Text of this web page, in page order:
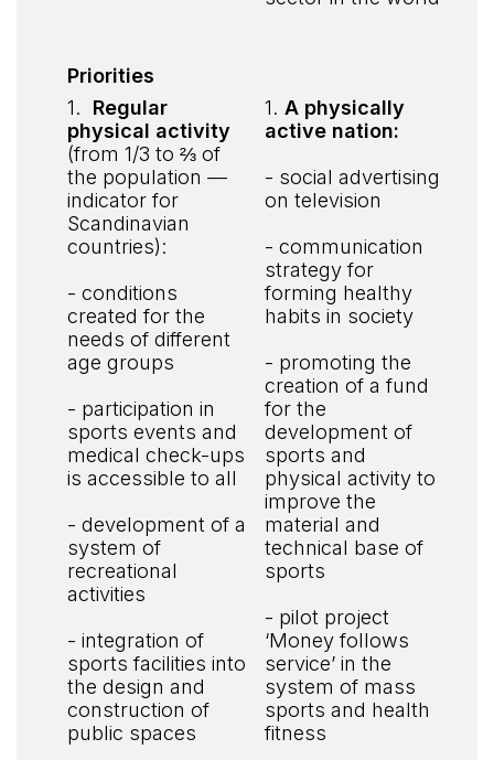
Priorities
1. Regular
physical activity
(from 1/3 to ⅔ of
the population —
indicator for
Scandinavian
countries):
- conditions
created for the
needs of different
age groups
- participation in
sports events and
medical check-ups
is accessible to all
- development of a
system of
recreational
activities
- integration of
sports facilities into
the design and
construction of
public spaces
1. A physically
active nation:
- social advertising
on television
- communication
strategy for
forming healthy
habits in society
- promoting the
creation of a fund
for the
development of
sports and
physical activity to
improve the
material and
technical base of
sports
- pilot project
‘Money follows
service’ in the
system of mass
sports and health
fitness